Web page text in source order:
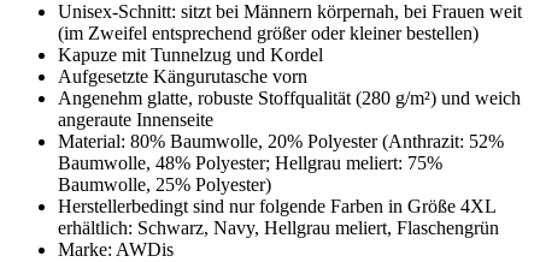
Unisex-Schnitt: sitzt bei Männern körpernah, bei Frauen weit
(im Zweifel entsprechend größer oder kleiner bestellen)
Kapuze mit Tunnelzug und Kordel
Aufgesetzte Kängurutasche vorn
Angenehm glatte, robuste Stoffqualität (280 g/m²) und weich
angeraute Innenseite
Material: 80% Baumwolle, 20% Polyester (Anthrazit: 52%
Baumwolle, 48% Polyester; Hellgrau meliert: 75%
Baumwolle, 25% Polyester)
Herstellerbedingt sind nur folgende Farben in Größe 4XL
erhältlich: Schwarz, Navy, Hellgrau meliert, Flaschengrün
Marke: AWDis